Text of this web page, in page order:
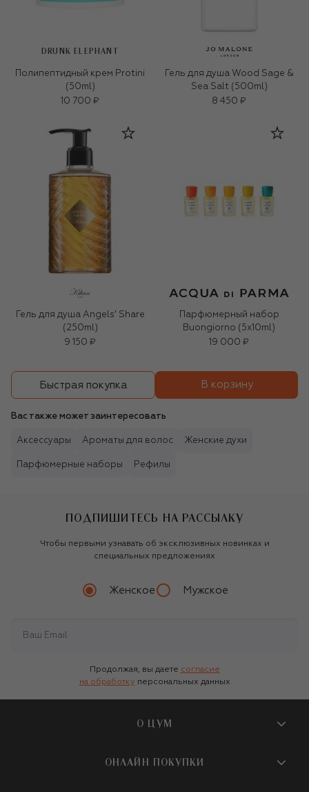
DRUNK ELEPHANT
Полипептидный крем Protini
(50ml)
10 700 ₽
Гель для душа Wood Sage &
Sea Salt (500ml)
8 450 ₽
Гель для душа Angels’ Share
(250ml)
9 150 ₽
Парфюмерный набор
Buongiorno (5x10ml)
19 000 ₽
Быстрая покупка В корзину
Вас также может заинтересовать
Аксессуары Ароматы для волос Женские духи
Парфюмерные наборы Рефилы
ПОДПИШИТЕСЬ НА РАССЫЛКУ
Чтобы первыми узнавать об эксклюзивных новинках и
специальных предложениях
Женское Мужское
Продолжая, вы даете согласие
на обработку персональных данных
О ЦУМ
О магазине
ОНЛАЙН ПОКУПКИ